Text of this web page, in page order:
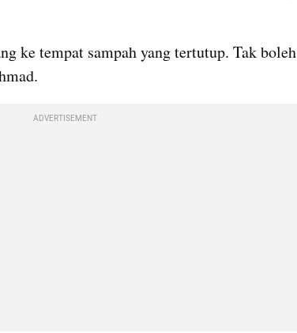
ke tempat sampah yang tertutup. Tak boleh
ADVERTISEMENT